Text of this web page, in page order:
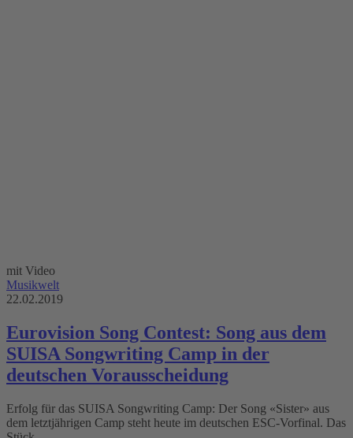
mit Video
Musikwelt
22.02.2019
Eurovision Song Contest: Song aus dem
SUISA Songwriting Camp in der
deutschen Vorausscheidung
Erfolg für das SUISA Songwriting Camp: Der Song «Sister» aus
dem letztjährigen Camp steht heute im deutschen ESC-Vorfinal. Das